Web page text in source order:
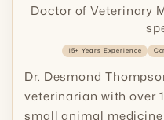
Doctor of Veterinary
15+ Years Experience
Dr. Desmond
veterinarian with over
small animal